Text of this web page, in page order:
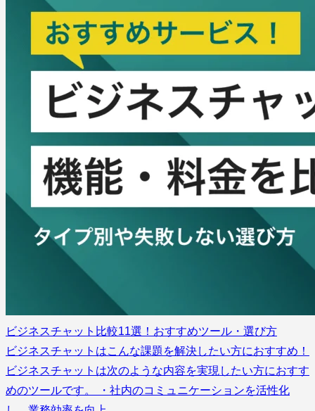
ビジネスチャット比較11選！おすすめツール・選び方
ビジネスチャットはこんな課題を解決したい方におすすめ！
ビジネスチャットは次のような内容を実現したい方におすす
めのツールです。 ・社内のコミュニケーションを活性化